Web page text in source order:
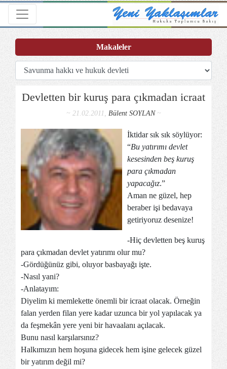
Toggle navigation
Devletten bir kuruş para çıkmadan icraat
~ 21.02.2011, Bülent SOYLAN~
İktidar sık sık söylüyor:
“Bu yatırımı devlet
kesesinden beş kuruş
para çıkmadan
yapacağız.”
Aman ne güzel, hep
beraber işi bedavaya
getiriyoruz desenize!
-Hiç devletten beş kuruş
para çıkmadan devlet yatırımı olur mu?
-Gördüğünüz gibi, oluyor basbayağı işte.
-Nasıl yani?
-Anlatayım:
Diyelim ki memlekette önemli bir icraat olacak. Örneğin
falan yerden filan yere kadar uzunca bir yol yapılacak ya
da feşmekân yere yeni bir havaalanı açılacak.
Bunu nasıl karşılarsınız?
Halkımızın hem hoşuna gidecek hem işine gelecek güzel
bir yatırım değil mi?
Makaleler